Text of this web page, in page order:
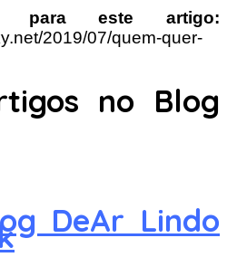
para este artigo:
2019/07/quem-quer-
no Blog
DeAr Lindo